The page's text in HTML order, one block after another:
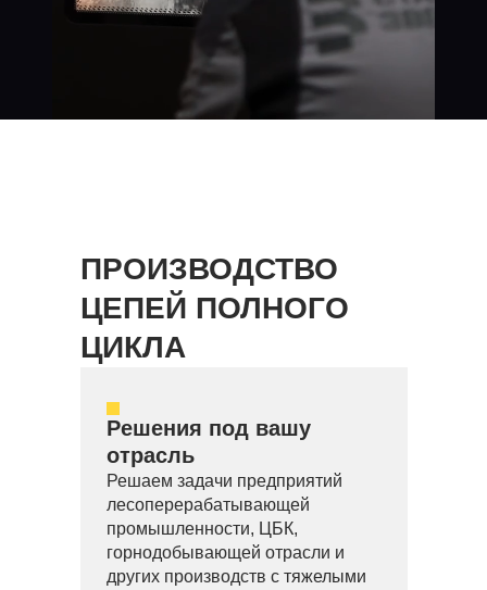
ПРОИЗВОДСТВО
ЦЕПЕЙ ПОЛНОГО
ЦИКЛА
Решения под вашу
отрасль
Решаем задачи предприятий
лесоперерабатывающей
промышленности, ЦБК,
горнодобывающей отрасли и
других производств с тяжелыми